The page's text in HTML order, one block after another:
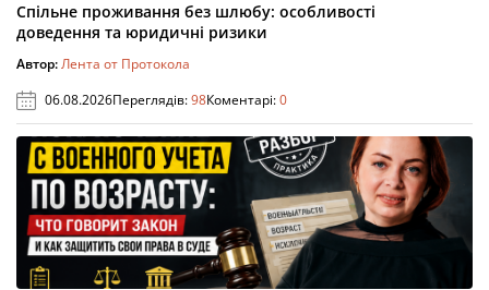
Спільне проживання без шлюбу: особливості
доведення та юридичні ризики
Автор:Лента от Протокола
06.08.2026Переглядів:98Коментарі:0